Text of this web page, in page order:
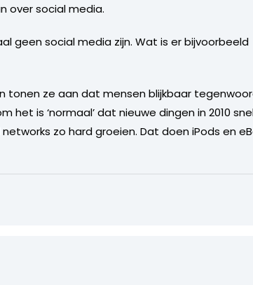
over social media.
geen social media zijn. Wat is er bijvoorbeeld
tonen ze aan dat mensen blijkbaar
is ‘normaal’ dat nieuwe dingen in 2010
zo hard groeien. Dat doen iPods en